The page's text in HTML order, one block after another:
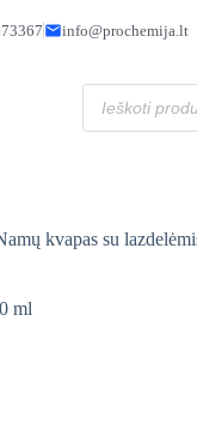
„SENSO” 50 ml
produkto
info@prochemija.lt
Produktų
paieška
kvapas su